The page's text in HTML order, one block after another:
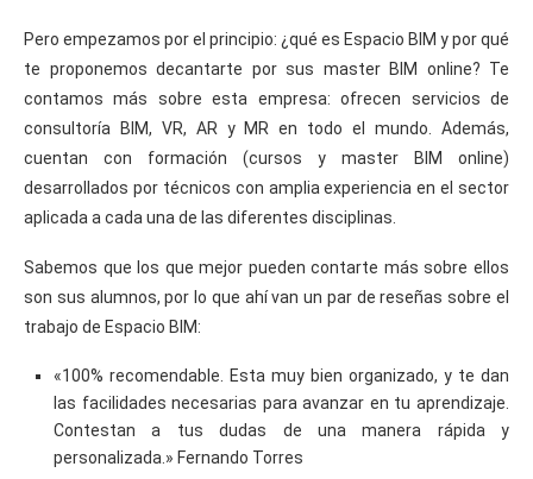
Pero empezamos por el principio: ¿qué es Espacio BIM y por qué
te proponemos decantarte por sus master BIM online? Te
contamos más sobre esta empresa: ofrecen servicios de
consultoría BIM, VR, AR y MR en todo el mundo. Además,
cuentan con formación (cursos y master BIM online)
desarrollados por técnicos con amplia experiencia en el sector
aplicada a cada una de las diferentes disciplinas.
Sabemos que los que mejor pueden contarte más sobre ellos
son sus alumnos, por lo que ahí van un par de reseñas sobre el
trabajo de Espacio BIM:
«100% recomendable. Esta muy bien organizado, y te dan
las facilidades necesarias para avanzar en tu aprendizaje.
Contestan a tus dudas de una manera rápida y
personalizada.» Fernando Torres